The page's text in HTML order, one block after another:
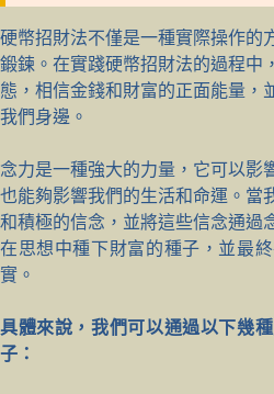
硬幣招財法不僅是一種實際操作的
鍛鍊。在實踐硬幣招財法的過程中
態，相信金錢和財富的正面能量，
我們身邊。
念力是一種強大的力量，它可以影
也能夠影響我們的生活和命運。當
和積極的信念，並將這些信念通過
在思想中種下財富的種子，並最
實。
具體來說，我們可以通過以下幾
子：